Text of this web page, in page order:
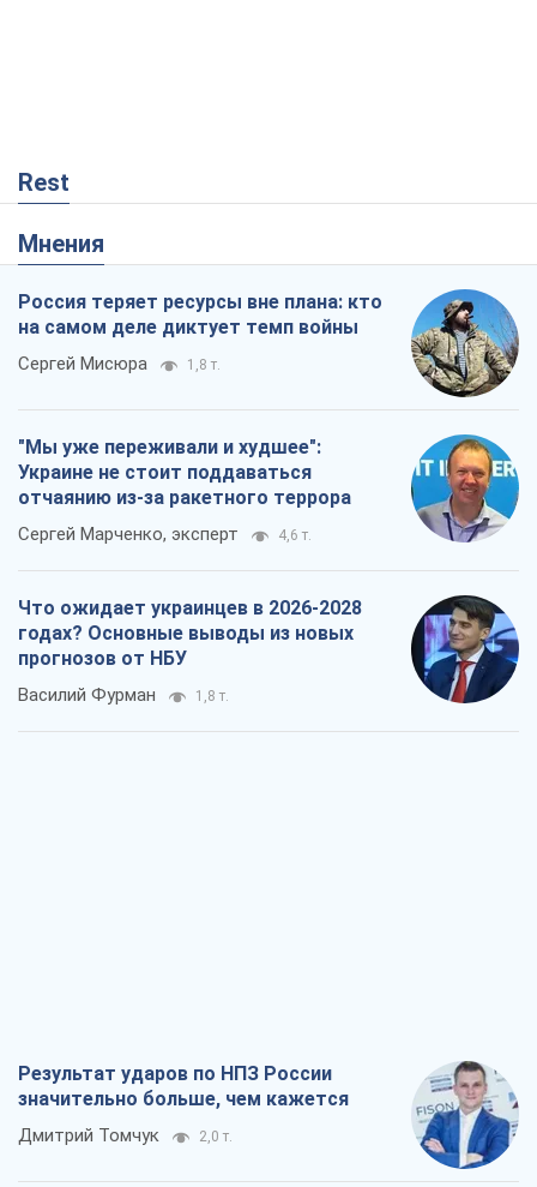
Rest
Мнения
Россия теряет ресурсы вне плана: кто
на самом деле диктует темп войны
Сергей Мисюра 1,8 т.
"Мы уже переживали и худшее":
Украине не стоит поддаваться
отчаянию из-за ракетного террора
Сергей Марченко, эксперт 4,6 т.
Что ожидает украинцев в 2026-2028
годах? Основные выводы из новых
прогнозов от НБУ
Василий Фурман 1,8 т.
Результат ударов по НПЗ России
значительно больше, чем кажется
Дмитрий Томчук 2,0 т.